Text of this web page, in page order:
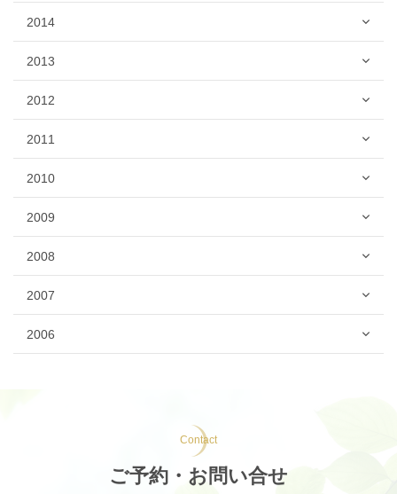
2014
2013
2012
2011
2010
2009
2008
2007
2006
Contact
ご予約・お問い合せ